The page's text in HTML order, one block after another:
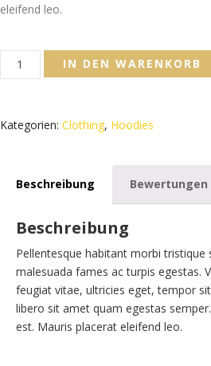
eleifend leo.
Ninja
Silhouette
IN DEN WARENKORB
Kategorien: Clothing, Hoodies
Beschreibung Bewertungen
Beschreibung
Pellentesque habitant morbi tristique
malesuada fames ac turpis egestas.
feugiat vitae, ultricies eget, tempor
libero sit amet quam egestas
est. Mauris placerat eleifend leo.